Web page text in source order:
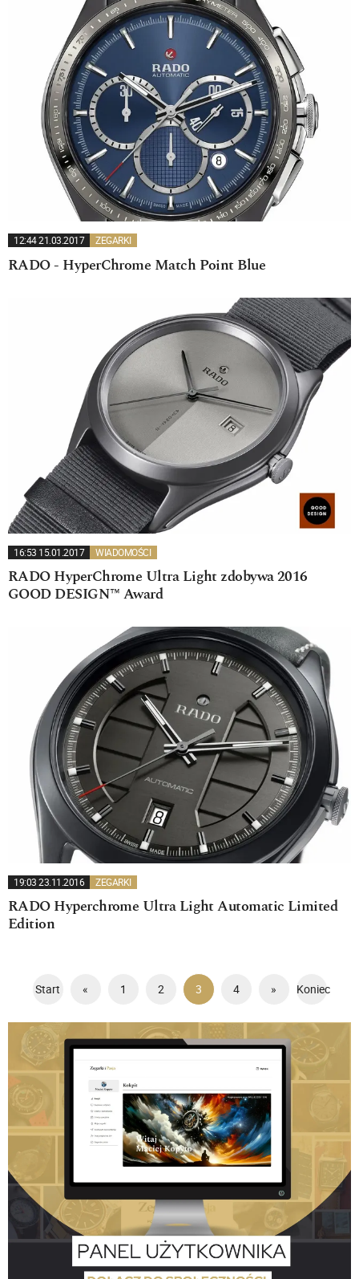
12:44 21.03.2017 ZEGARKI
RADO - HyperChrome Match Point Blue
16:53 15.01.2017 WIADOMOŚCI
RADO HyperChrome Ultra Light zdobywa 2016
GOOD DESIGN™ Award
19:03 23.11.2016 ZEGARKI
RADO Hyperchrome Ultra Light Automatic Limited
Edition
Start « 1 2 3 4 » Koniec